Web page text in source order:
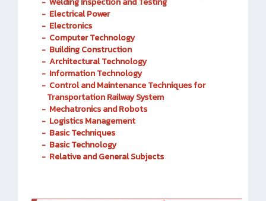
- Electrical Power
- Electronics
- Computer Technology
- Building Construction
- Architectural Technology
- Information Technology
- Control and Maintenance Techniques for
Transportation Railway System
- Mechatronics and Robots
- Logistics Management
- Basic Techniques
- Basic Technology
- Relative and General Subjects